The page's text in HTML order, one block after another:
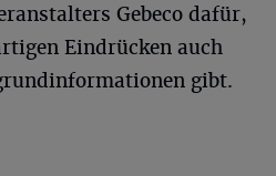
Gebeco dafür,
Eindrücken auch
gibt.